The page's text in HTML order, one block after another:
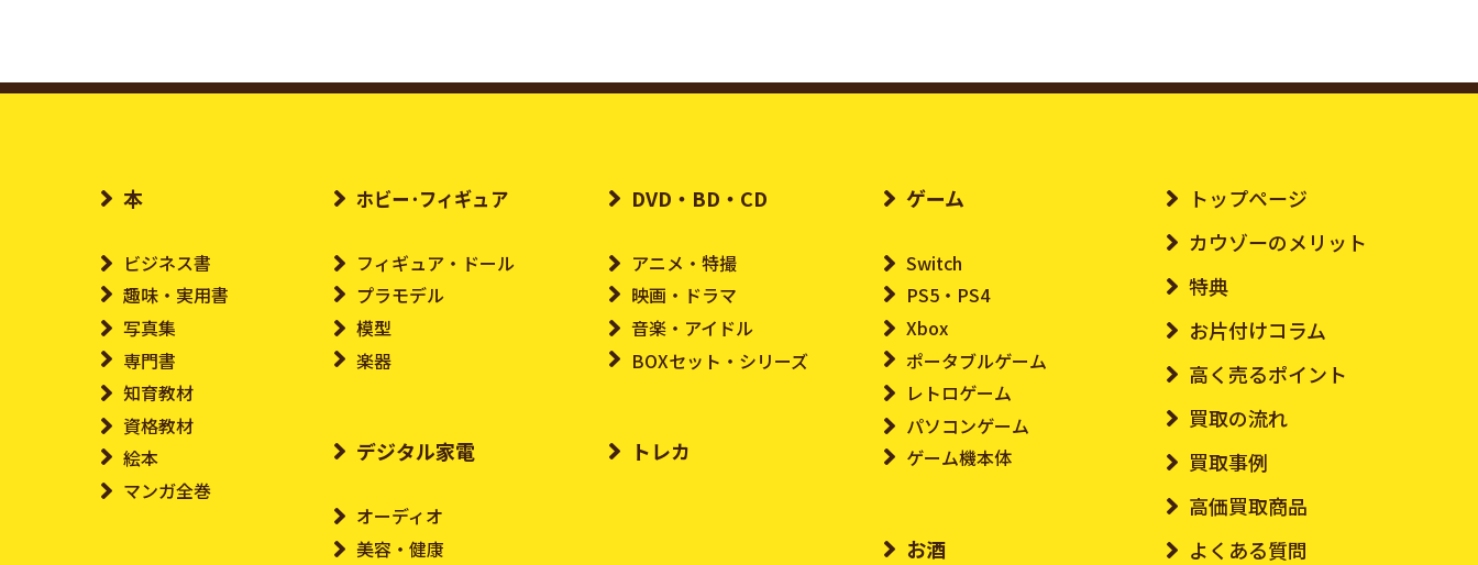
本
ビジネス書
趣味・実用書
写真集
専門書
知育教材
資格教材
絵本
マンガ全巻
ホビー･フィギュア
フィギュア・ドール
プラモデル
模型
楽器
デジタル家電
オーディオ
美容・健康
DVD・BD・CD
アニメ・特撮
映画・ドラマ
音楽・アイドル
BOXセット・シリーズ
トレカ
ゲーム
Switch
PS5・PS4
Xbox
ポータブルゲーム
レトロゲーム
パソコンゲーム
ゲーム機本体
お酒
トップページ
カウゾーのメリット
特典
お片付けコラム
高く売るポイント
買取の流れ
買取事例
高価買取商品
よくある質問